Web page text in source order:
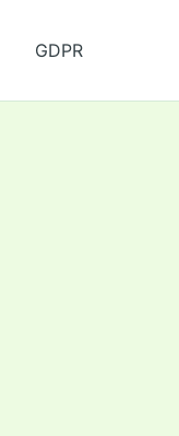
GDPR